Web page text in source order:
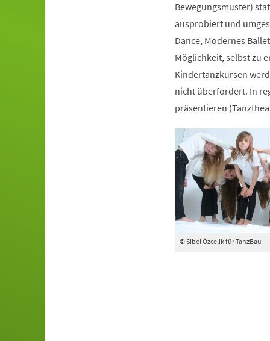
Bewegungsmuster)
ausprobiert und
Dance, Modernes
Möglichkeit, selbst zu
Kindertanzkursen
nicht überfordert. In
präsentieren
© Sibel Özcelik für TanzBau